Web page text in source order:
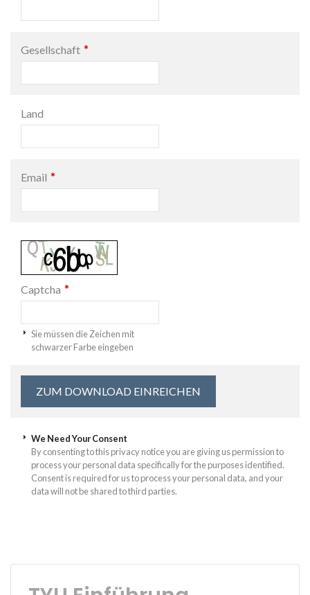
Gesellschaft *
Land
Email *
Captcha *
Sie müssen die Zeichen mit
schwarzer Farbe eingeben
We Need Your Consent
By consenting to this privacy notice you are giving us permission to
process your personal data specifically for the purposes identified.
Consent is required for us to process your personal data, and your
data will not be shared to third parties.